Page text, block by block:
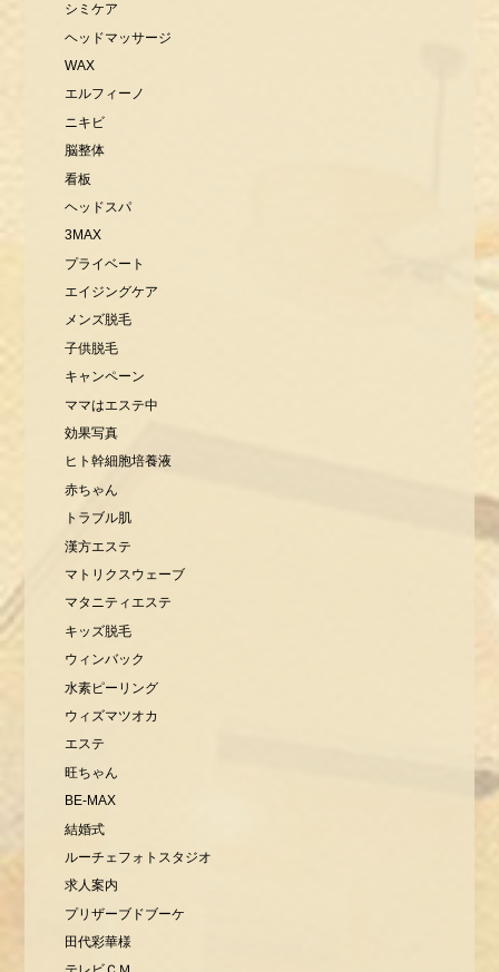
シミケア
ヘッドマッサージ
WAX
エルフィーノ
ニキビ
脳整体
看板
ヘッドスパ
3MAX
プライベート
エイジングケア
メンズ脱毛
子供脱毛
キャンペーン
ママはエステ中
効果写真
ヒト幹細胞培養液
赤ちゃん
トラブル肌
漢方エステ
マトリクスウェーブ
マタニティエステ
キッズ脱毛
ウィンバック
水素ピーリング
ウィズマツオカ
エステ
旺ちゃん
BE-MAX
結婚式
ルーチェフォトスタジオ
求人案内
プリザーブドブーケ
田代彩華様